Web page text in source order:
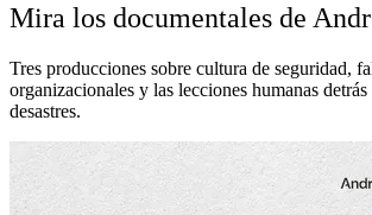
Mira los documentales de
Tres producciones sobre cultura de seguridad,
organizacionales y las lecciones humanas detrás
desastres.